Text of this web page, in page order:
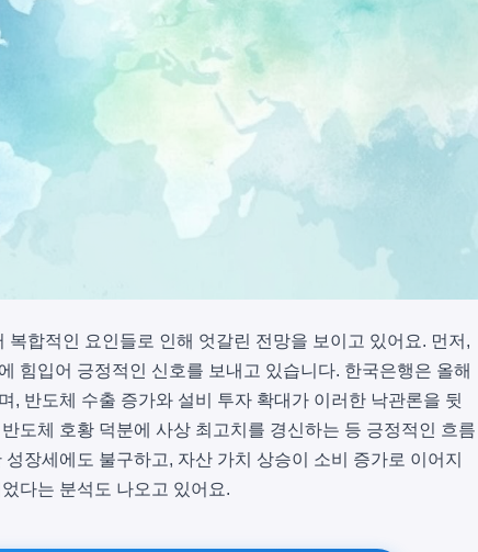
복합적인 요인들로 인해 엇갈린 전망을 보이고 있어요. 먼저,
힘입어 긍정적인 신호를 보내고 있습니다. 한국은행은 올해
, 반도체 수출 증가와 설비 투자 확대가 이러한 낙관론을 뒷
도체 호황 덕분에 사상 최고치를 경신하는 등 긍정적인 흐름
장세에도 불구하고, 자산 가치 상승이 소비 증가로 이어지
다는 분석도 나오고 있어요.